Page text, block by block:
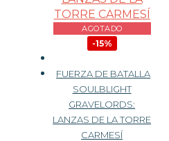
AGOTADO
-15%
FUERZA DE BATALLA
SOULBLIGHT
GRAVELORDS:
LANZAS DE LA TORRE
CARMESÍ200 €